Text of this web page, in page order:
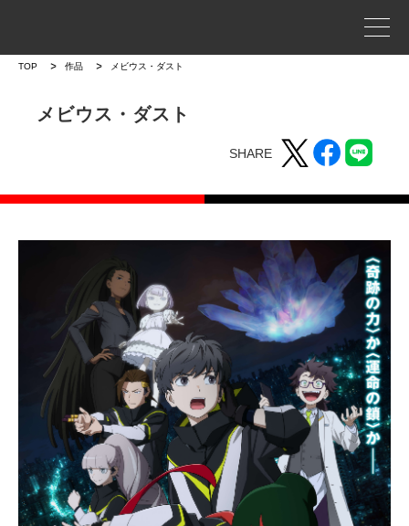
TOP 作品 メビウス・ダスト
メビウス・ダスト
SHARE
事業案内
プロジェクトストーリー
ラインナップ
ニュース一覧
お問い合わせ